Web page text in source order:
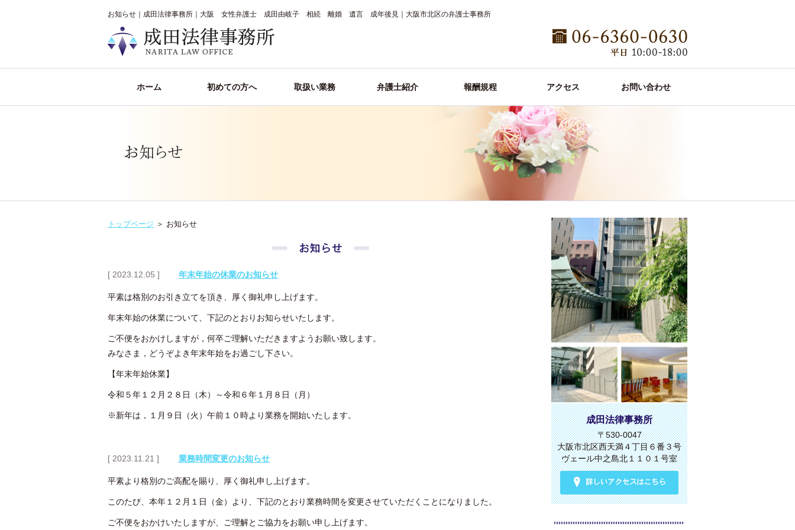
お知らせ｜成田法律事務所｜大阪 女性弁護士 成田由岐子 相続 離婚 遺言 成年後見｜大阪市北区の弁護士事務所
ホーム 初めての方へ 取扱い業務 弁護士紹介 報酬規程 アクセス お問い合わせ
トップページ ＞ お知らせ
[ 2023.12.05 ] 年末年始の休業のお知らせ
平素は格別のお引き立てを頂き、厚く御礼申し上げます。
年末年始の休業について、下記のとおりお知らせいたします。
ご不便をおかけしますが，何卒ご理解いただきますようお願い致します。
みなさま，どうぞよき年末年始をお過ごし下さい。
【年末年始休業】
令和５年１２月２８日（木）～令和６年１月８日（月）
※新年は，１月９日（火）午前１０時より業務を開始いたします。
[ 2023.11.21 ] 業務時間変更のお知らせ
平素より格別のご高配を賜り、厚く御礼申し上げます。
このたび、本年１２月１日（金）より、下記のとおり業務時間を変更させていただくことになりました。
ご不便をおかけいたしますが、ご理解とご協力をお願い申し上げます。
成田法律事務所
〒530-0047
大阪市北区西天満４丁目６番３号
ヴェール中之島北１１０１号室